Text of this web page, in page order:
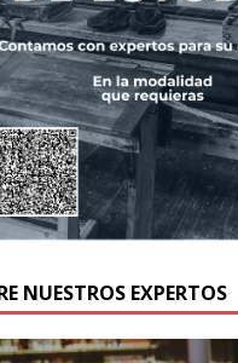
NUESTROS EXPERTOS